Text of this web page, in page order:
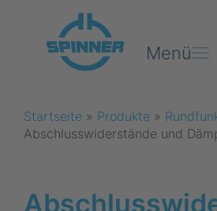
Menü
Startseite » Produkte »
Abschlusswiderstände und